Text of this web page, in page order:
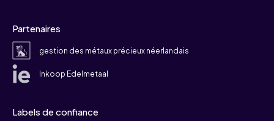
Partenaires
gestion des métaux précieux néerlandais
Inkoop Edelmetaal
Labels de confiance